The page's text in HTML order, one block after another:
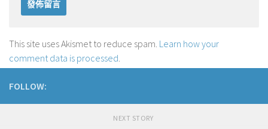
This site uses Akismet to reduce spam. Learn how your
comment data is processed.
FOLLOW:
NEXT STORY